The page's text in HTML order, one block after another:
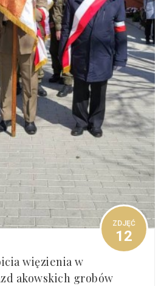
ZDJĘĆ
12
więzienia w
akowskich grobów